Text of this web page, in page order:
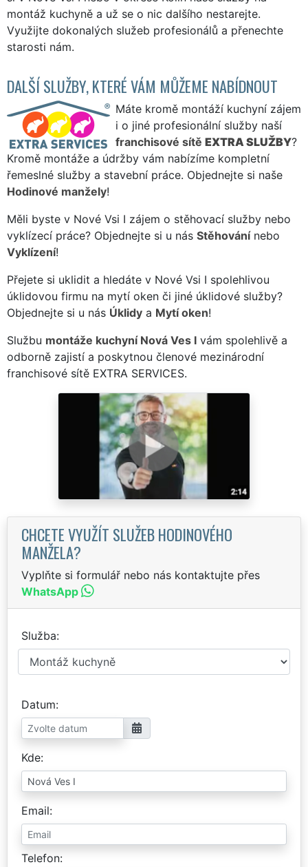
montáž kuchyně a už se o nic dalšího nestarejte.
Využijte dokonalých služeb profesionálů a přenechte
starosti nám.
DALŠÍ SLUŽBY, KTERÉ VÁM MŮŽEME NABÍDNOUT
Máte kromě montáží kuchyní zájem
i o jiné profesionální služby naší
franchisové sítě EXTRA SLUŽBY?
Kromě montáže a údržby vám nabízíme kompletní
řemeslné služby a stavební práce. Objednejte si naše
Hodinové manžely!
Měli byste v Nové Vsi I zájem o stěhovací služby nebo
vyklízecí práce? Objednejte si u nás Stěhovánínebo
Vyklízení!
Přejete si uklidit a hledáte v Nové Vsi I spolehlivou
úklidovou firmu na mytí oken či jiné úklidové služby?
Objednejte si u nás Úklidy a Mytí oken!
Službu montáže kuchyní Nová Ves I vám spolehlivě a
odborně zajistí a poskytnou členové mezinárodní
franchisové sítě EXTRA SERVICES.
CHCETE VYUŽÍT SLUŽEB HODINOVÉHO
MANŽELA?
Vyplňte si formulář nebo nás kontaktujte přes
WhatsApp
Služba
Datum
Kde
Email
Telefon